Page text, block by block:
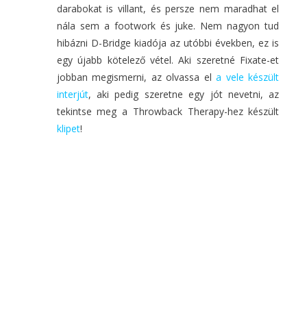
darabokat is villant, és persze nem maradhat el
nála sem a footwork és juke. Nem nagyon tud
hibázni D-Bridge kiadója az utóbbi években, ez is
egy újabb kötelező vétel. Aki szeretné Fixate-et
jobban megismerni, az olvassa ela vele készült
interjút, aki pedig szeretne egy jót nevetni, az
tekintse meg a Throwback Therapy-hez készült
klipet!